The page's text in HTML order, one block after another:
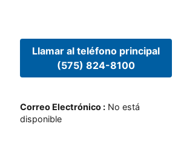
Llamar al teléfono principal
(575) 824-8100
Correo Electrónico: No está
disponible